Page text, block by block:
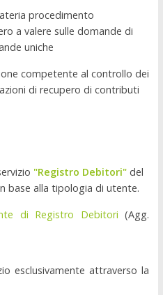
procedimento
a valere sulle domande di
uniche
competente al controllo dei
di recupero di contributi
"Registro Debitori" del
base alla tipologia di utente.
di Registro Debitori (Agg.
esclusivamente attraverso la